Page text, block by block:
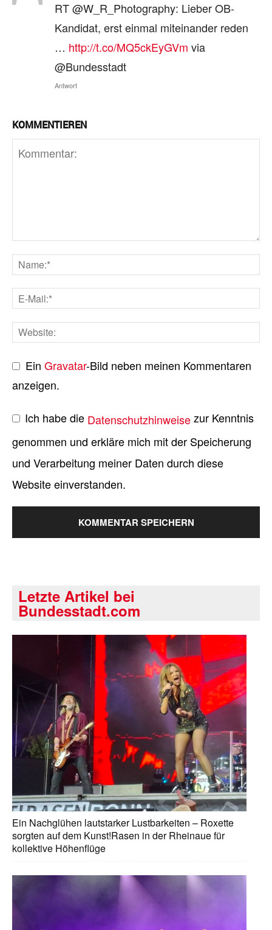
RT @W_R_Photography: Lieber OB-
Kandidat, erst einmal miteinander reden
… http://t.co/MQ5ckEyGVm via
@Bundesstadt
Antwort
KOMMENTIEREN
EinGravatar-Bild neben meinen Kommentaren
anzeigen.
Ich habe die Datenschutzhinweisezur Kenntnis
genommen und erkläre mich mit der Speicherung
und Verarbeitung meiner Daten durch diese
Website einverstanden.
Letzte Artikel bei
Bundesstadt.com
Ein Nachglühen lautstarker Lustbarkeiten – Roxette
sorgten auf dem Kunst!Rasen in der Rheinaue für
kollektive Höhenflüge